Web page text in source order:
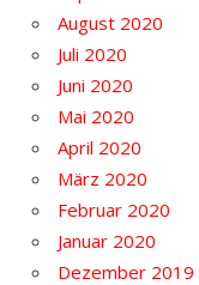
August 2020
Juli 2020
Juni 2020
Mai 2020
April 2020
März 2020
Februar 2020
Januar 2020
Dezember 2019